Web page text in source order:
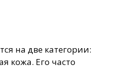
на две категории:
кожа. Его часто